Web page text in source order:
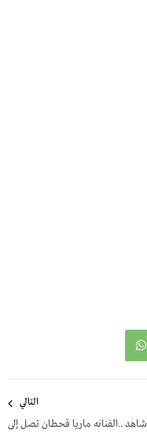
التالي
شاهد ..الفنانه ماريا قحطان تصل إلى